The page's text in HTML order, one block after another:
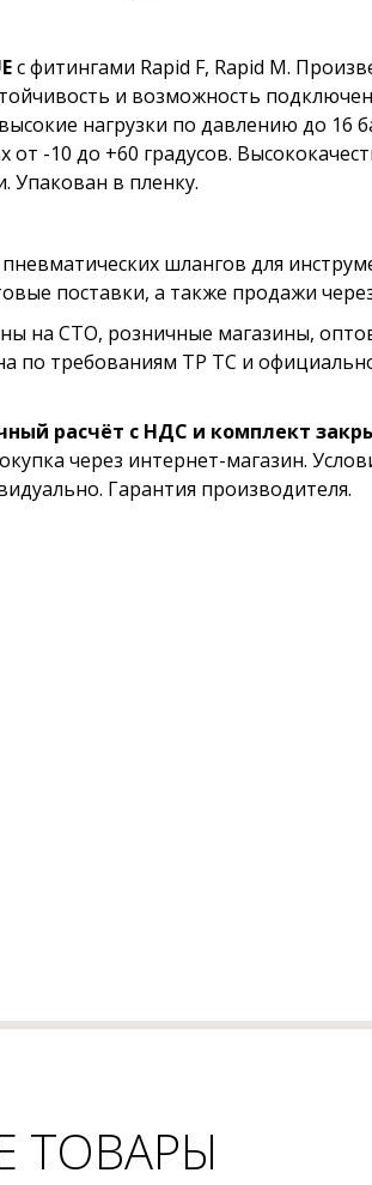
с фитингами Rapid F, Rapid М.
и возможность
нагрузки по давлению до 16
от -10 до +60 градусов.
Упакован в пленку.
шлангов для
поставки, а также продажи
на СТО, розничные магазины,
по требованиям ТР ТС и
расчёт с НДС и комплект
через интернет-магазин.
Гарантия производителя.
ТОВАРЫ